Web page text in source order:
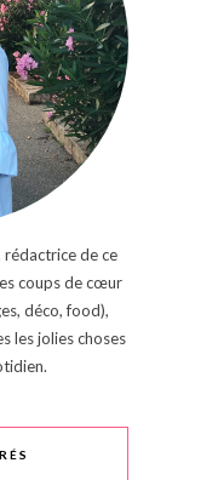
rédactrice de ce
coups de cœur
déco, food),
les jolies choses